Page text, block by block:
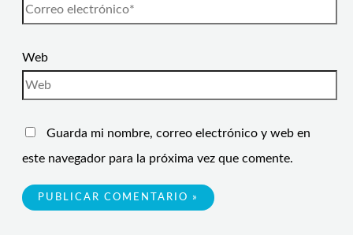
Web
Guarda mi nombre, correo electrónico y web en
este navegador para la próxima vez que comente.